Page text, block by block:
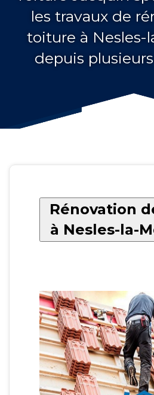
les travaux de
toiture à Nesles-
depuis
Rénovation
à Nesles-la-